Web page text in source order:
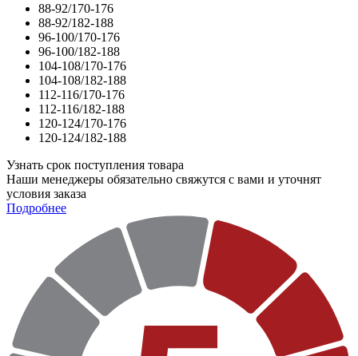
88-92/170-176
88-92/182-188
96-100/170-176
96-100/182-188
104-108/170-176
104-108/182-188
112-116/170-176
112-116/182-188
120-124/170-176
120-124/182-188
Узнать срок поступления товара
Наши менеджеры обязательно свяжутся с вами и уточнят
условия заказа
Подробнее